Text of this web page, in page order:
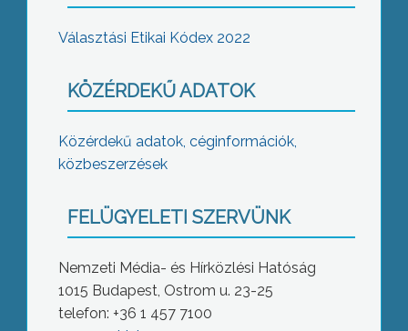
Választási Etikai Kódex 2022
KÖZÉRDEKŰ ADATOK
Közérdekű adatok, céginformációk,
közbeszerzések
FELÜGYELETI SZERVÜNK
Nemzeti Média- és Hírközlési Hatóság
1015 Budapest, Ostrom u. 23-25
telefon: +36 1 457 7100